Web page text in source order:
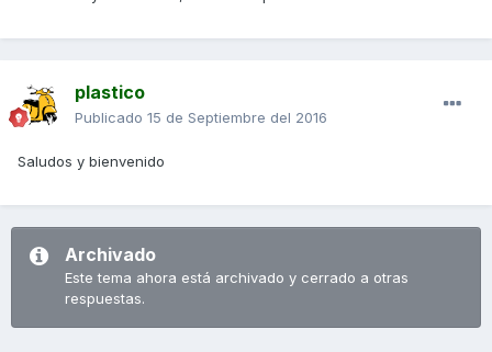
plastico
Publicado 15 de Septiembre del 2016
Saludos y bienvenido
Archivado
Este tema ahora está archivado y cerrado a otras
respuestas.